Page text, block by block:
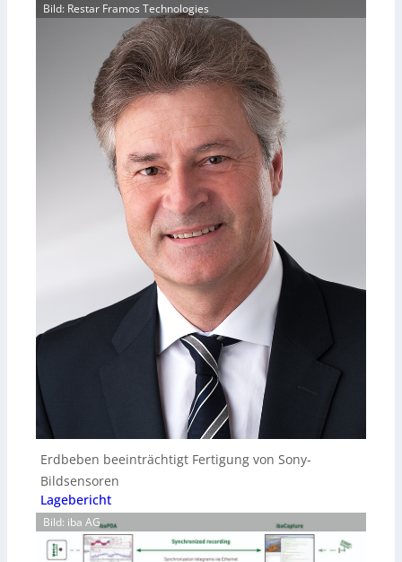
Bild: Restar Framos Technologies
Erdbeben beeinträchtigt Fertigung von Sony-
Bildsensoren
Lagebericht
Bild: iba AG